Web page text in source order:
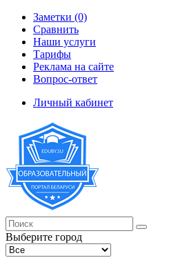
Заметки (0)
Сравнить
Наши услуги
Тарифы
Реклама на сайте
Вопрос-ответ
Личный кабинет
Выберите город